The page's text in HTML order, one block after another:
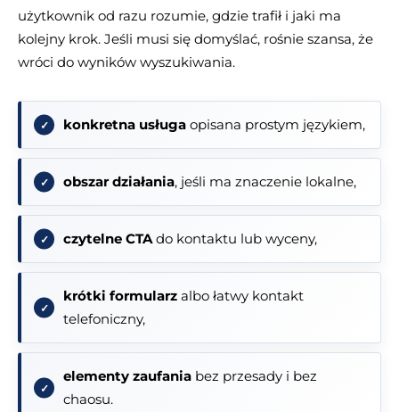
użytkownik od razu rozumie, gdzie trafił i jaki ma
kolejny krok. Jeśli musi się domyślać, rośnie szansa, że
wróci do wyników wyszukiwania.
konkretna usługa opisana prostym językiem,
obszar działania, jeśli ma znaczenie lokalne,
czytelne CTAdo kontaktu lub wyceny,
krótki formularz albo łatwy kontakt
telefoniczny,
elementy zaufania bez przesady i bez
chaosu.